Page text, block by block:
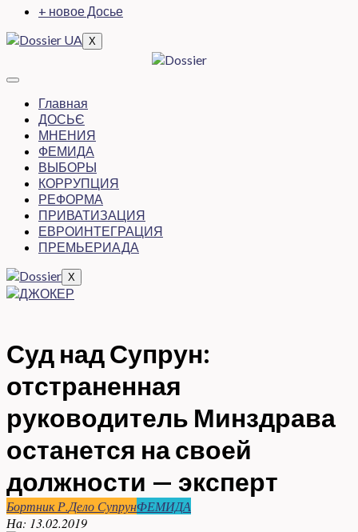
+ новое Досье
X
Главная
ДОСЬЄ
МНЕНИЯ
ФЕМИДА
ВЫБОРЫ
КОРРУПЦИЯ
РЕФОРМА
ПРИВАТИЗАЦИЯ
ЕВРОИНТЕГРАЦИЯ
ПРЕМЬЕРИАДА
X
Суд над Супрун:
отстраненная
руководитель Минздрава
останется на своей
должности — эксперт
Бортник Р.Дело СупрунФЕМИДА
На: 13.02.2019